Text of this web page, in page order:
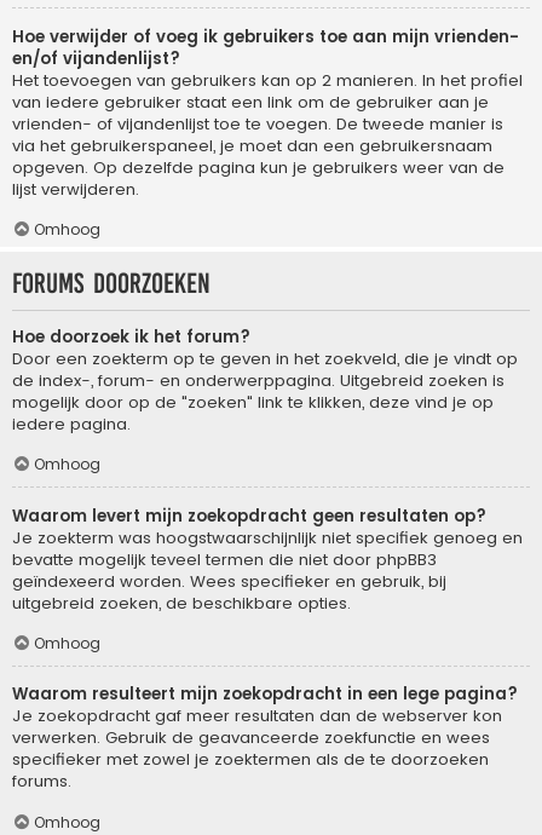
Hoe verwijder of voeg ik gebruikers toe aan mijn vrienden-
en/of vijandenlijst?
Het toevoegen van gebruikers kan op 2 manieren. In het profiel
van iedere gebruiker staat een link om de gebruiker aan je
vrienden- of vijandenlijst toe te voegen. De tweede manier is
via het gebruikerspaneel, je moet dan een gebruikersnaam
opgeven. Op dezelfde pagina kun je gebruikers weer van de
lijst verwijderen.
Omhoog
Forums doorzoeken
Hoe doorzoek ik het forum?
Door een zoekterm op te geven in het zoekveld, die je vindt op
de index-, forum- en onderwerppagina. Uitgebreid zoeken is
mogelijk door op de "zoeken" link te klikken, deze vind je op
iedere pagina.
Omhoog
Waarom levert mijn zoekopdracht geen resultaten op?
Je zoekterm was hoogstwaarschijnlijk niet specifiek genoeg en
bevatte mogelijk teveel termen die niet door phpBB3
geïndexeerd worden. Wees specifieker en gebruik, bij
uitgebreid zoeken, de beschikbare opties.
Omhoog
Waarom resulteert mijn zoekopdracht in een lege pagina?
Je zoekopdracht gaf meer resultaten dan de webserver kon
verwerken. Gebruik de geavanceerde zoekfunctie en wees
specifieker met zowel je zoektermen als de te doorzoeken
forums.
Omhoog